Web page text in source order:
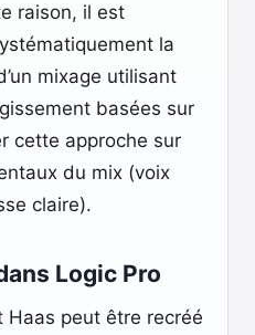
raison, il est
la
mixage utilisant
basées sur
cette approche sur
du mix (voix
claire).
Logic Pro
Haas peut être recréé